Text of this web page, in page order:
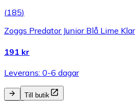
(185)
Zoggs Predator Junior Blå Lime Klar
191 kr
Leverans: 0-6 dagar
Till butik